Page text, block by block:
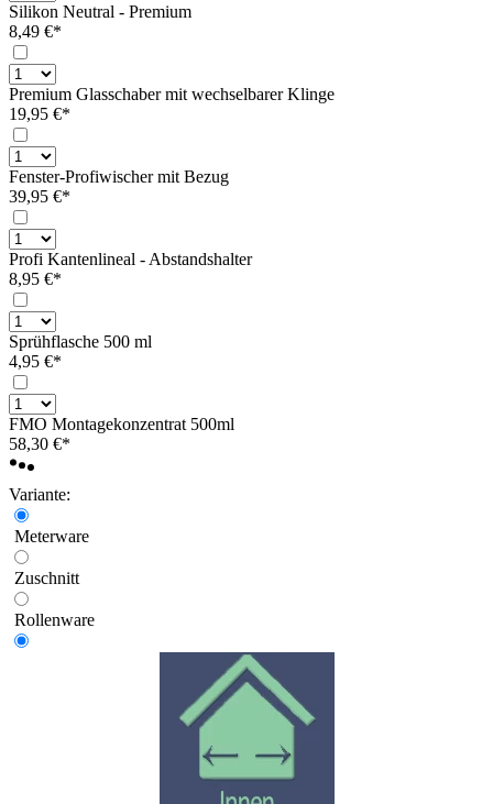
Silikon Neutral - Premium
8,49 €*
Premium Glasschaber mit wechselbarer Klinge
19,95 €*
Fenster-Profiwischer mit Bezug
39,95 €*
Profi Kantenlineal - Abstandshalter
8,95 €*
Sprühflasche 500 ml
4,95 €*
FMO Montagekonzentrat 500ml
58,30 €*
Variante:
Meterware
Zuschnitt
Rollenware